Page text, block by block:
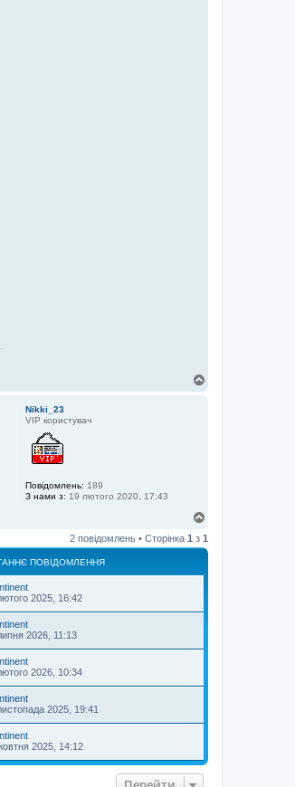
Nikki_23
VIP користувач
Повідомлень: 189
З нами з: 19 лютого 2020, 17:43
г
о
2 повідомлень • Сторінка 1 з 1
ПОВІДОМЛЕННЯ
2025, 16:42
2026, 11:13
2026, 10:34
2025, 19:41
2025, 14:12